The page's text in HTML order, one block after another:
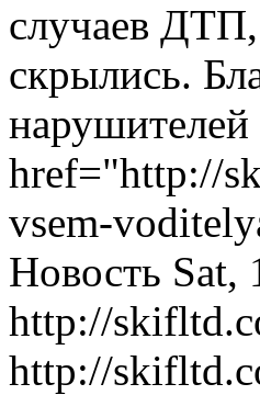
случаев
скрылись.
href="http://
vsem-
Новость Sat,
http://
http://